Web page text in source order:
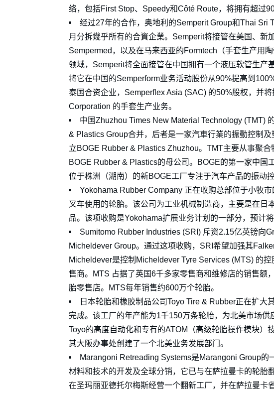
络，包括First Stop、Speedy和Côté Route，将拥有超过
经过27年的合作，奥地利的Semperit Group和Thai Sri
月分拆幾乎所有的合資企業。Semperit将接管在美国、新
Sempermed，以及在马来西亚的Formtech（手套生产用
领域，Semperit将全面接管在中国拥有一个液压软管生产
将它在中国的Semperform业务活动股份从90%提高到
泰国合资企业，Semperflex Asia (SAC) 的50%股权，并
Corporation 的手套生产业务。
中国Zhuzhou Times New Material Technology (TMT)
& Plastics Group合并，后者是一家汽車行業的振動控制
立BOGE Rubber & Plastics Zhuzhou。TMT主要从事聚
BOGE Rubber & Plastics的母公司。BOGE的第一家中国
位于株洲（湖南）的新BOGE工厂专注于汽车产品的振动
Yokohama Rubber Company 正在收购总部位于小牧
叉车使用的轮胎。该公司为工业机械制造商，主要是在日
品。该项收购是Yokohama扩展业务计划的一部分，预计
Sumitomo Rubber Industries (SRI) 斥资2.15亿英镑向
Micheldever Group。通过这项收购，SRI希望加强其
Micheldever是控制Micheldever Tyre Services (MTS) 的
售商。MTS 占据了英国6千多家零售商和维修店的销售额
胎零售店。MTS每年销售约600万个轮胎。
日本轮胎和橡胶制品公司Toyo Tire & Rubber正在扩大
完成。该工厂的年产能为1千150万条轮胎，为北美市场供
Toyo的高度自动化和专有的ATOM（高级轮胎操作模块）
其大阪办事处创建了一个北美业务发展部门。
Marangoni Retreading Systems是Marangoni Group的
材料和技术的开发及全球分销，它已与在萨拉曼卡的轮胎
在圣玛丽亚德托尔梅斯经营一个翻新工厂，并在萨拉曼卡